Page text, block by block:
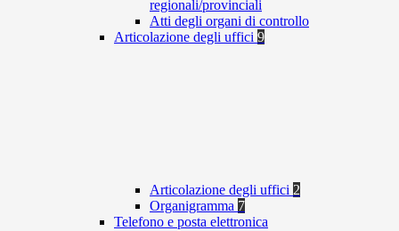
regionali/provinciali
Atti degli organi di controllo
Articolazione degli uffici 9
Articolazione degli uffici 2
Organigramma 7
Telefono e posta elettronica